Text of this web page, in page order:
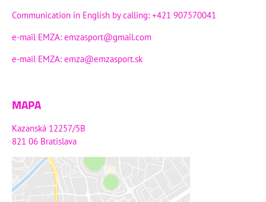
Communication in English by calling: +421 907570041
e-mail EMZA: emzasport@gmail.com
e-mail EMZA: emza@emzasport.sk
MAPA
Kazanská 12257/5B
821 06 Bratislava
Externý obsah je blokovaný